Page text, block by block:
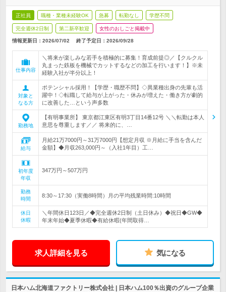
正社員 職種・業種未経験OK 急募 転勤なし 学歴不問
完全週休2日制 第二新卒歓迎 女性のおしごと掲載中
情報更新日：2026/07/02 終了予定日： 2026/09/28
仕事内容
＼将来が楽しみな若手を積極的に募集！育成前提◎／【クルクル
丸まった鉄板を機械でカットするなどの加工を行います！】※未
経験入社が半分以上！
対象と
なる方
ポテンシャル採用！【学歴・職歴不問】◇異業種出身の先輩も活
躍中！◇転職して給与が上がった・休みが増えた・働き方が劇的
に改善した…という声多数
勤務地
【有明事業所】 東京都江東区有明3丁目14番12号 ＼＼転勤は本人
意思を尊重します／／ 将来的に、…
給与
月給21万7000円～31万7000円【想定月収 ※月給に手当を含んだ
金額】◆月収263,000円～（入社1年目）工…
初年度
年収
347万円～507万円
勤務
時間
8:30～17:30（実働8時間）月の平均残業時間:10時間
休日
休暇
＼年間休日123日／◆完全週休2日制（土日休み）◆祝日◆GW◆
年末年始◆夏季休暇◆有給休暇(年間取得…
求人詳細を見る 気になる
日本ハム北海道ファクトリー株式会社 | 日本ハム100％出資のグループ企業